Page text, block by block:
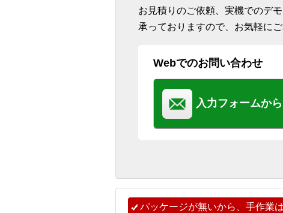
お見積りのご依頼、実機でのデ
承っておりますので、お気軽にご
Webでのお問い合わせ
入力フォームか
パッケージが無いから、手作業